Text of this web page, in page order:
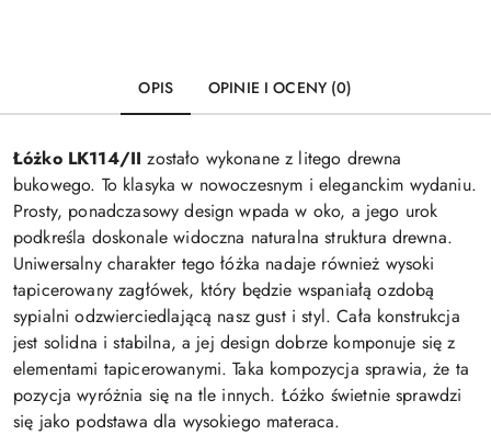
OPIS OPINIE I OCENY (0)
Łóżko LK114/II zostało wykonane z litego drewna
bukowego. To klasyka w nowoczesnym i eleganckim wydaniu.
Prosty, ponadczasowy design wpada w oko, a jego urok
podkreśla doskonale widoczna naturalna struktura drewna.
Uniwersalny charakter tego łóżka nadaje również wysoki
tapicerowany zagłówek, który będzie wspaniałą ozdobą
sypialni odzwierciedlającą nasz gust i styl. Cała konstrukcja
jest solidna i stabilna, a jej design dobrze komponuje się z
elementami tapicerowanymi. Taka kompozycja sprawia, że ta
pozycja wyróżnia się na tle innych. Łóżko świetnie sprawdzi
się jako podstawa dla wysokiego materaca.